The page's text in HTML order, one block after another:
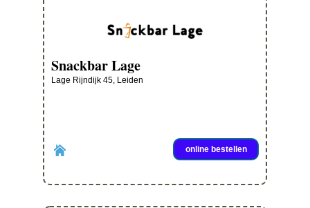
Snackbar Lage
Lage Rijndijk 45, Leiden
online bestellen